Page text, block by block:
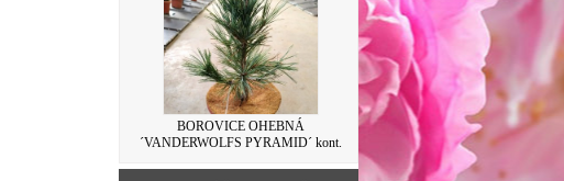
BOROVICE OHEBNÁ
´VANDERWOLFS PYRAMID´ kont.
SKLENICE ZAVAŘOVACÍ S VÍČKEM
LEVANDULE 500ML